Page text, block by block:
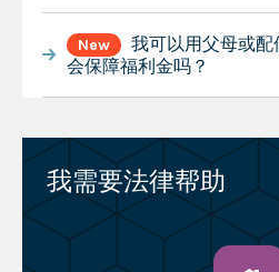
New
我可以用父母或
会保障福利金吗？
我需要法律帮助